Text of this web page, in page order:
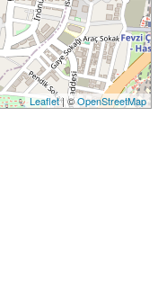
Leaflet| ©OpenStreetMap